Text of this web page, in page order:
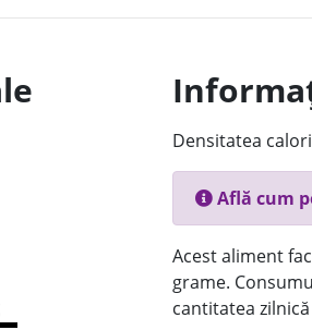
Densitatea
Află cum
Acest aliment
grame.
cantitatea